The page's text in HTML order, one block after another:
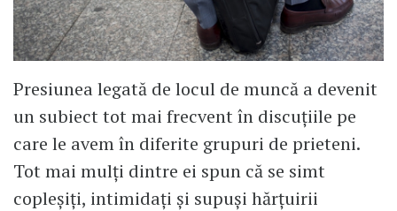
Presiunea legată de locul de muncă a devenit
un subiect tot mai frecvent în discuțiile pe
care le avem în diferite grupuri de prieteni.
Tot mai mulți dintre ei spun că se simt
copleșiți, intimidați și supuși hărțuirii